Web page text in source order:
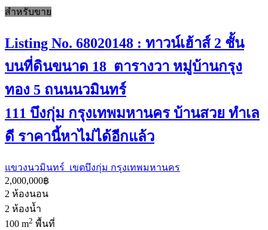
สำหรับขาย
Listing No. 68020148 : ทาวน์เฮ้าส์ 2 ชั้น
บนที่ดินขนาด 18 ตารางวา หมู่บ้านกรุง
ทอง 5 ถนนนวมินทร์
111 บึงกุ่ม กรุงเทพมหานคร บ้านสวย ทำเล
ดี ราคานี้หาไม่ได้อีกแล้ว
แขวงนวมินทร์ เขตบึงกุ่ม กรุงเทพมหานคร
2,000,000฿
2 ห้องนอน
2 ห้องน้ำ
100 m2 พื้นที่